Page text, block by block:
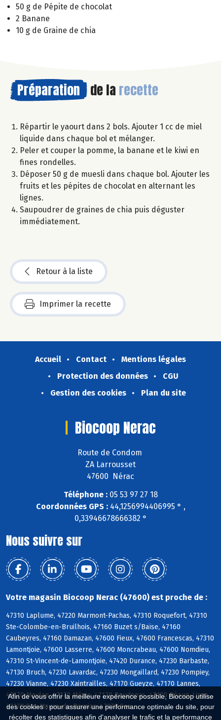
Afin de vous offrir la meilleure expérience possible, Biocoop utilise
des cookies : pour assurer une performance optimale du site, pour
récolter des statistiques afin d'analyser le trafic et la performance
50 g de Pépite de chocolat
2 Banane
10 g de Graine de chia
Préparation de la recette
Répartir le yaourt dans 2 bols. Ajouter 1 cc de miel
liquide dans chaque bol et mélanger.
Peler et couper la pomme, la banane et le kiwi en
fines rondelles.
Déposer 50 g de muesli dans chaque bol. Ajouter les
fruits et les pépites de chocolat en alternant les
lignes.
Saupoudrer de graines de chia puis déguster
immédiatement.
Retour à la liste
Imprimer la recette
Accueil Contact
Mentions légales
Protection des données
CGU
Gestion des cookies
Plan du site
Biocoop Nerac
Route de Condom
ZA Larrousset
47600 Nérac
Téléphone :05 53 97 27 18
Coordonnées GPS :44,1256994406995 ° ,
0,33946678666382 °
Nous suivre sur
Votre magasin Biocoop Nerac (47600) est proche de :
47310 Laplume, 47220 Marmont-Pachas, 47310 Roquefort, 47310
Ste-Colombe-en-Bruilhois, 47160 Buzet s/Baïse, 47160
Caubeyres, 47160 Damazan, 47600 Fieux, 47600 Francescas, 47310
Lamontjoie, 47600 Lasserre, 47600 Moncrabeau, 47600 Nomdieu,
47310 St-Vincent-de-Lamontjoie, 47420 Durance, 47230 Barbaste,
47130 Bruch, 47230 Lavardac, 47230 Mongaillard, 47230 Pompiey,
47230 Vianne, 47230 Xaintrailles, 47170 Gueyze, 47170 Lannes,
47170 Meylan, 47170 Mézin, 47170 Poudenas, 47170 Réaup-Lisse,
47170 Ste-Maure-de-Peyriac, 47170 Sos